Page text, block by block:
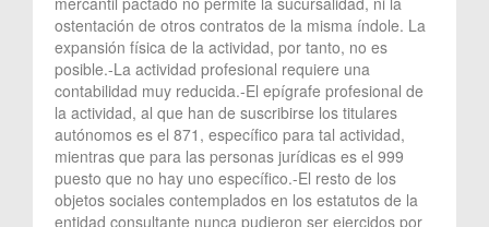
ostentación de otros contratos de la misma índole. La
expansión física de la actividad, por tanto, no es
posible.-La actividad profesional requiere una
contabilidad muy reducida.-El epígrafe profesional de
la actividad, al que han de suscribirse los titulares
autónomos es el 871, específico para tal actividad,
mientras que para las personas jurídicas es el 999
puesto que no hay uno específico.-El resto de los
objetos sociales contemplados en los estatutos de la
entidad consultante nunca pudieron ser ejercidos por